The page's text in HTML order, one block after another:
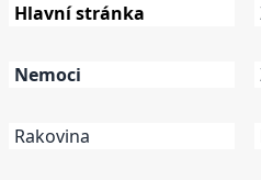
Hlavní stránka
Nemoci
Rakovina